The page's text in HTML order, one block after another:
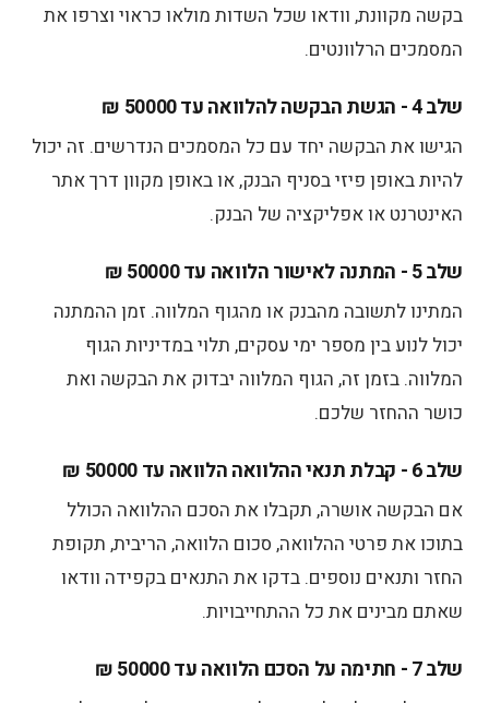
בקשה מקוונת, וודאו שכל השדות מולאו כראוי וצרפו את
המסמכים הרלוונטים.
שלב 4 - הגשת הבקשה להלוואה עד 50000 ₪
הגישו את הבקשה יחד עם כל המסמכים הנדרשים. זה יכול
להיות באופן פיזי בסניף הבנק, או באופן מקוון דרך אתר
האינטרנט או אפליקציה של הבנק.
שלב 5 - המתנה לאישור הלוואה עד 50000 ₪
המתינו לתשובה מהבנק או מהגוף המלווה. זמן ההמתנה
יכול לנוע בין מספר ימי עסקים, תלוי במדיניות הגוף
המלווה. בזמן זה, הגוף המלווה יבדוק את הבקשה ואת
כושר ההחזר שלכם.
שלב 6 - קבלת תנאי ההלוואה הלוואה עד 50000 ₪
אם הבקשה אושרה, תקבלו את הסכם ההלוואה הכולל
בתוכו את פרטי ההלוואה, סכום הלוואה, הריבית, תקופת
החזר ותנאים נוספים. בדקו את התנאים בקפידה וודאו
שאתם מבינים את כל ההתחייבויות.
שלב 7 - חתימה על הסכם הלוואה עד 50000 ₪